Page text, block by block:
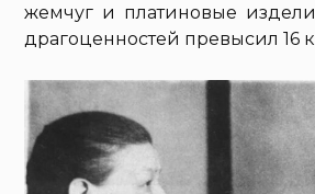
жемчуг и платиновые
драгоценностей превысил 16